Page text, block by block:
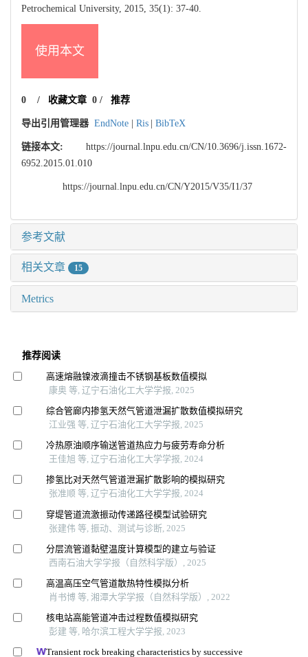
Petrochemical University, 2015, 35(1): 37-40.
使用本文
0 / 收藏文章 0/ 推荐
导出引用管理器 EndNote | Ris | BibTeX
链接本文:
https://journal.lnpu.edu.cn/CN/10.3696/j.issn.1672-
6952.2015.01.010
https://journal.lnpu.edu.cn/CN/Y2015/V35/I1/37
参考文献
相关文章 15
Metrics
推荐阅读
高速熔融镍液滴撞击不锈钢基板数值模拟
康奥 等, 辽宁石油化工大学学报, 2025
综合管廊内掺氢天然气管道泄漏扩散数值模拟研究
江业强 等, 辽宁石油化工大学学报, 2025
冷热原油顺序输送管道热应力与疲劳寿命分析
王佳旭 等, 辽宁石油化工大学学报, 2024
掺氢比对天然气管道泄漏扩散影响的模拟研究
张准顺 等, 辽宁石油化工大学学报, 2024
穿堤管道流激振动传递路径模型试验研究
张建伟 等, 振动、测试与诊断, 2025
分层流管道黏壁温度计算模型的建立与验证
西南石油大学学报（自然科学版）, 2025
高温高压空气管道散热特性模拟分析
肖书博 等, 湘潭大学学报（自然科学版）, 2022
核电站高能管道冲击过程数值模拟研究
彭建 等, 哈尔滨工程大学学报, 2023
Transient rock breaking characteristics by successive